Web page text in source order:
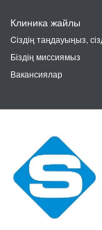
Клиника жайлы
Cіздің таңдауыңыз,
Біздің миссиямыз
Вакансиялар